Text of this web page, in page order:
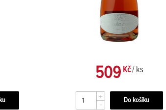
509Kč/ ks
+
-